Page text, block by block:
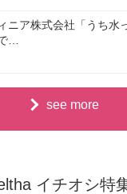
ニア株式会社「うち水
…
see more
イチオシ特